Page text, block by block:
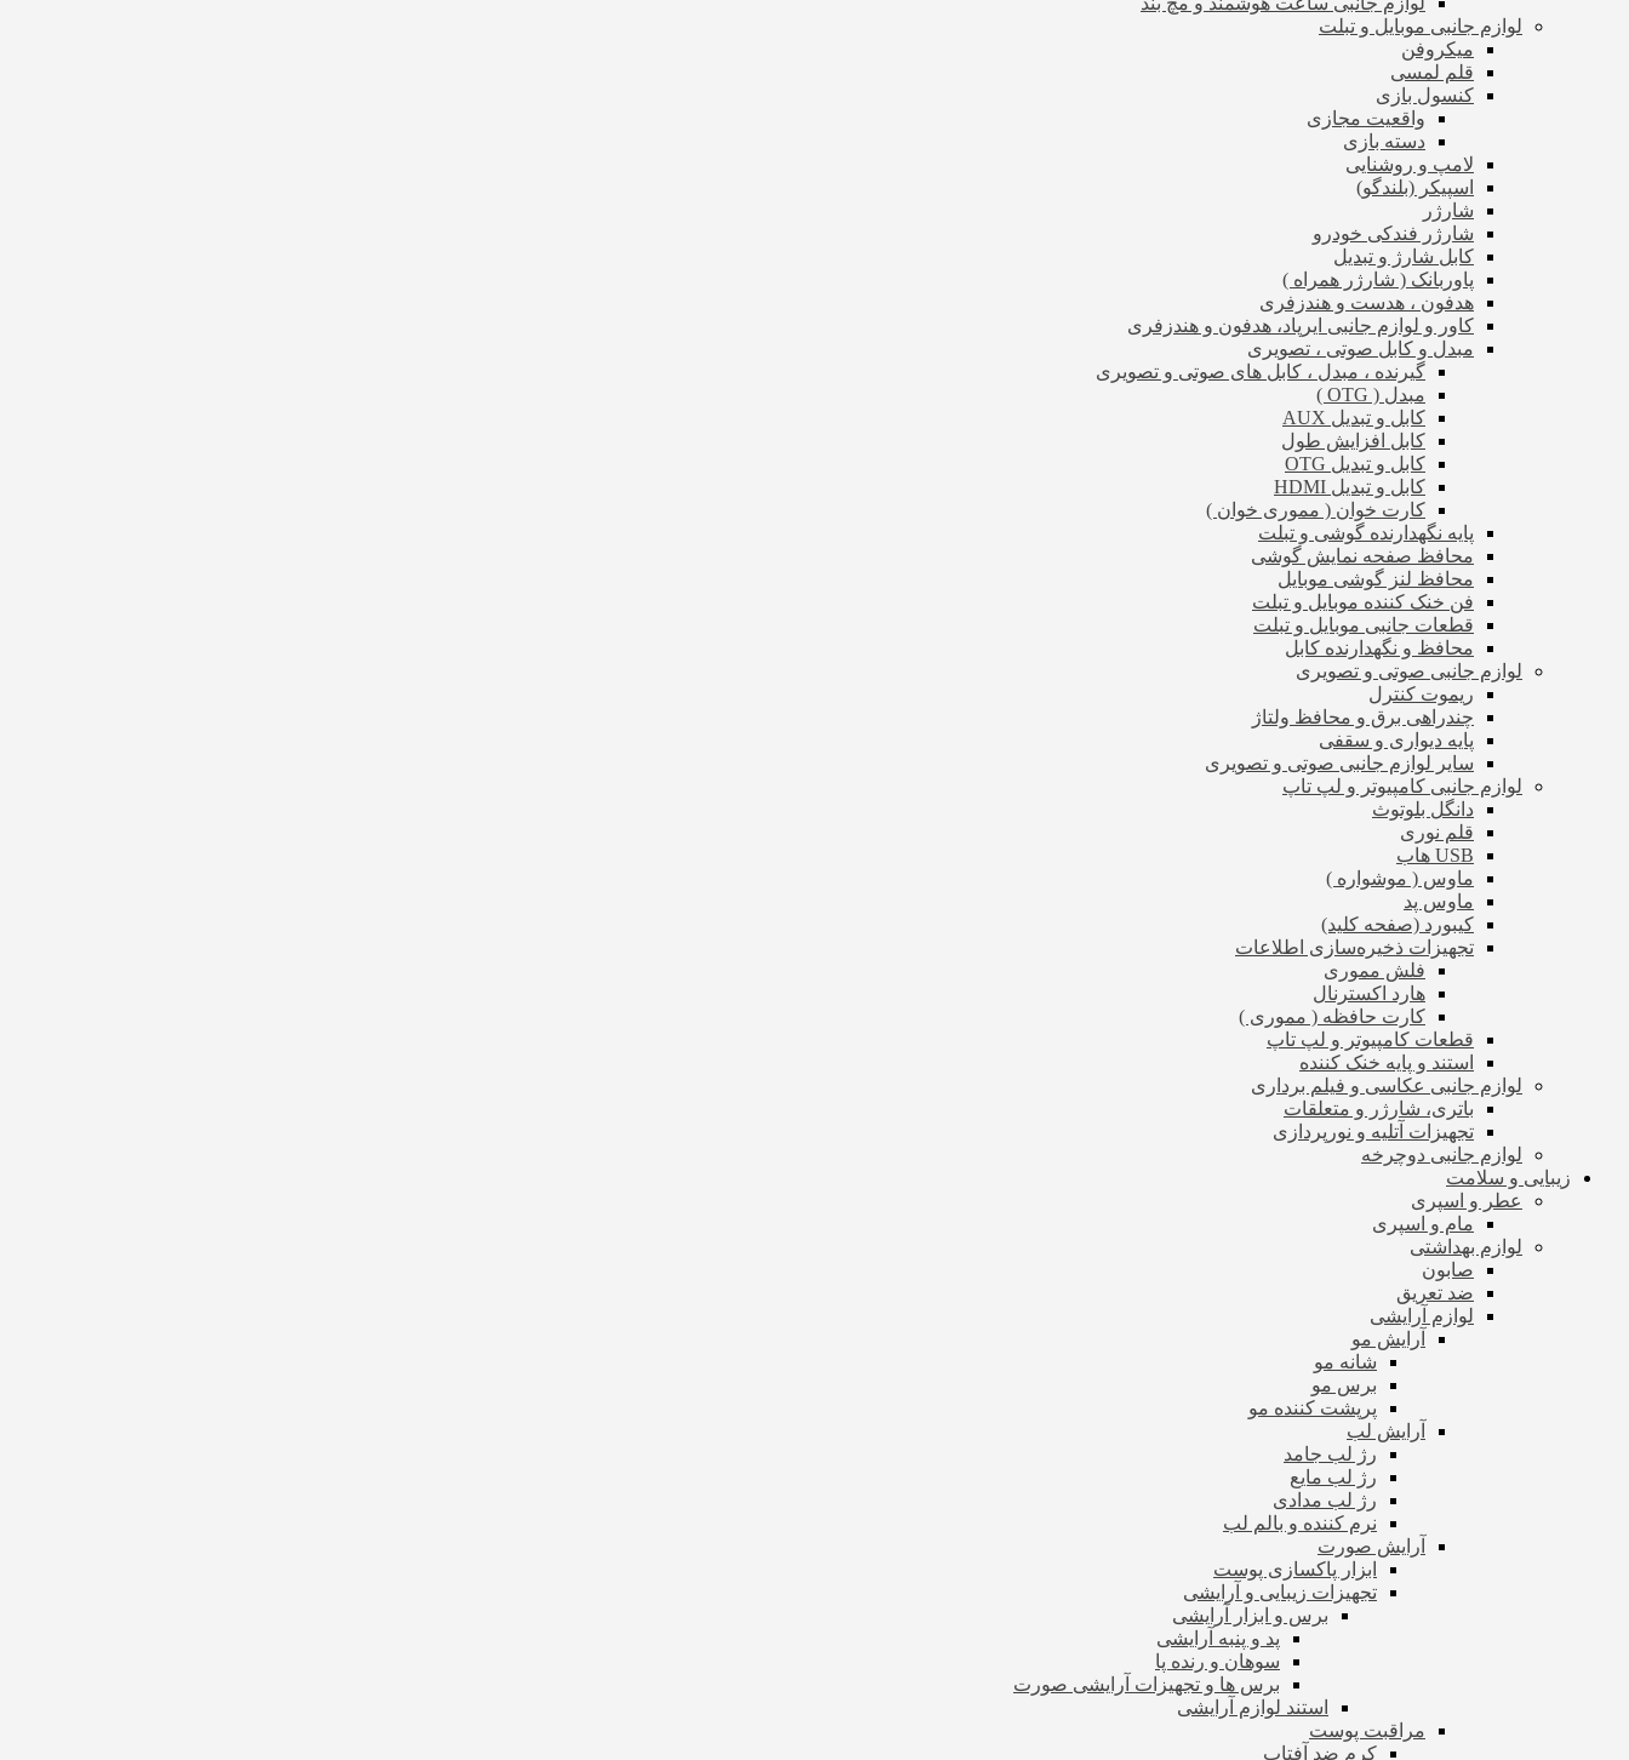
لوازم جانبی موبایل و تبلت
میکروفن
قلم لمسی
کنسول بازی
واقعیت مجازی
دسته بازی
لامپ و روشنایی
اسپیکر (بلندگو)
شارژر
شارژر فندکی خودرو
کابل شارژ و تبدیل
پاوربانک ( شارژر همراه )
هدفون ، هدست و هندزفری
کاور و لوازم جانبی ایرپاد، هدفون و هندزفری
مبدل و کابل صوتی ، تصویری
گیرنده ، مبدل ، کابل های صوتی و تصویری
مبدل ( OTG )
کابل و تبدیل AUX
کابل افزایش طول
کابل و تبدیل OTG
کابل و تبدیل HDMI
کارت خوان ( مموری خوان )
پایه نگهدارنده گوشی و تبلت
محافظ صفحه نمایش گوشی
محافظ لنز گوشی موبایل
فن خنک کننده موبایل و تبلت
قطعات جانبی موبایل و تبلت
محافظ و نگهدارنده کابل
لوازم جانبی صوتی و تصویری
ریموت کنترل
چندراهی برق و محافظ ولتاژ
پایه دیواری و سقفی
سایر لوازم جانبی صوتی و تصویری
لوازم جانبی کامپیوتر و لپ تاپ
دانگل بلوتوث
قلم نوری
USB هاب
ماوس ( موشواره )
ماوس پد
کیبورد (صفحه کلید)
تجهیزات ذخیره‌سازی اطلاعات
فلش مموری
هارد اکسترنال
کارت حافظه ( مموری )
قطعات کامپیوتر و لپ تاپ
استند و پایه خنک کننده
لوازم جانبی عکاسی و فیلم برداری
باتری، شارژر و متعلقات
تجهیزات آتلیه و نورپردازی
لوازم جانبی دوچرخه
زیبایی و سلامت
عطر و اسپری
مام و اسپری
لوازم بهداشتی
صابون
ضد تعریق
لوازم آرایشی
آرایش مو
شانه مو
برس مو
پرپشت کننده مو
آرایش لب
رژ لب جامد
رژ لب مایع
رژ لب مدادی
نرم کننده و بالم لب
آرایش صورت
ابزار پاکسازی پوست
تجهیزات زیبایی و آرایشی
برس و ابزار آرایشی
پد و پنبه آرایشی
سوهان و رنده پا
برس ها و تجهیزات آرایشی صورت
استند لوازم آرایشی
مراقبت پوست
کرم ضد آفتاب